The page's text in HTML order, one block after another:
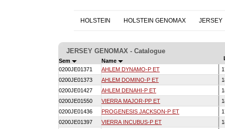
HOLSTEIN HOLSTEIN GENOMAX JERSEY
JERSEY GENOMAX - Catalogue
Sem Name
0200JE01371
AHLEM DYNAMO-P ET
0200JE01373
AHLEM DOMINO-P ET
0200JE01427
AHLEM DENAHI-P ET
0200JE01550
VIERRA MAJOR-PP ET
0200JE01436
PROGENESIS JACKSON-P ET
0200JE01397
VIERRA INCUBUS-P ET